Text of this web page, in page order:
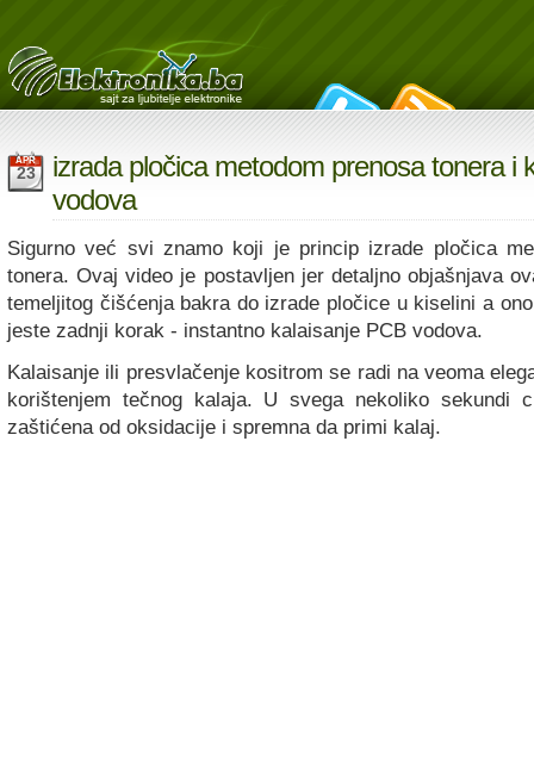
APR
23
izrada pločica metodom prenosa tonera i
vodova
Sigurno već svi znamo koji je princip izrade pločica
tonera. Ovaj video je postavljen jer detaljno objašnjava
temeljitog čišćenja bakra do izrade pločice u kiselini a
jeste zadnji korak - instantno kalaisanje PCB vodova.
Kalaisanje ili presvlačenje kositrom se radi na veoma
korištenjem tečnog kalaja. U svega nekoliko sekundi
zaštićena od oksidacije i spremna da primi kalaj.